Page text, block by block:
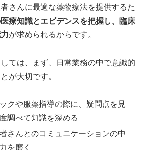
さんに最適な薬物療法を提供するた
療知識とエビデンスを把握し、臨床
が求められるからです。
ては、まず、日常業務の中で意識的
が大切です。
クや服薬指導の際に、疑問点を見
調べて知識を深める
さんとのコミュニケーションの中
を磨く